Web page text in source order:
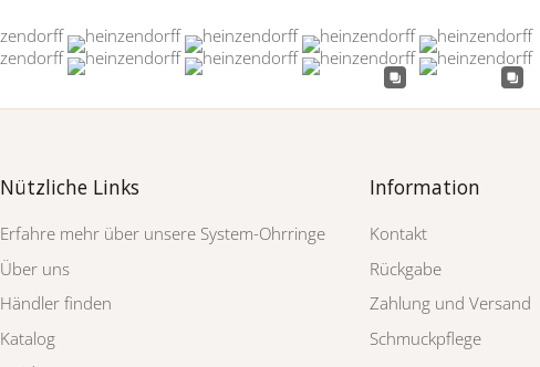
Nützliche Links
Erfahre mehr über unsere System-Ohrringe
Über uns
Händler finden
Katalog
Information
Kontakt
Rückgabe
Zahlung und Versand
Schmuckpflege